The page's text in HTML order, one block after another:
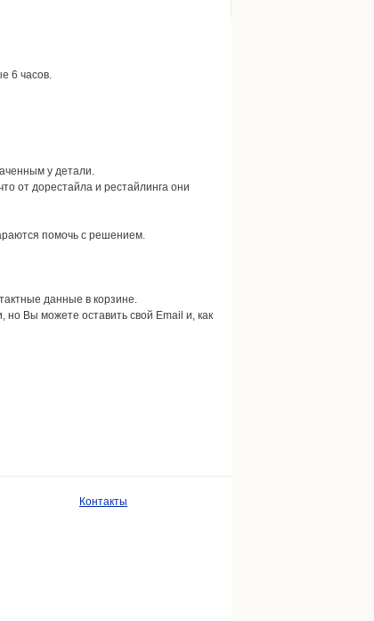
6 часов.
у детали.
от дорестайла и рестайлинга они
помочь с решением.
данные в корзине.
но Вы можете оставить свой Email и, как
Контакты